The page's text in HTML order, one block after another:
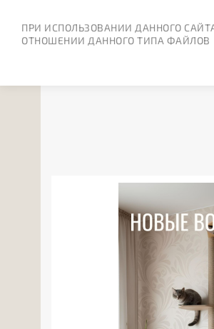
ПРИ ИСПОЛЬЗОВАНИИ ДАННОГО
ОТНОШЕНИИ ДАННОГО ТИПА ФАЙЛОВ